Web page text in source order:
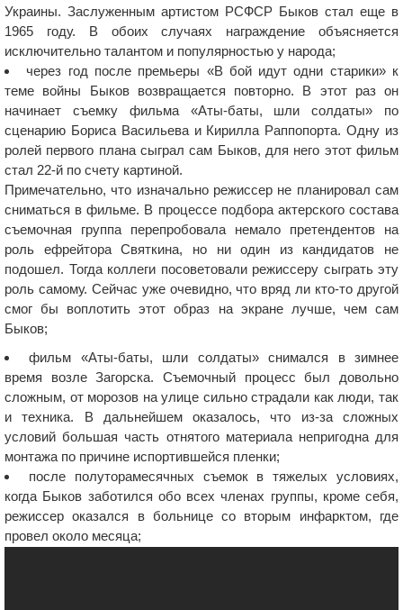
Украины. Заслуженным артистом РСФСР Быков стал еще в
1965 году. В обоих случаях награждение объясняется
исключительно талантом и популярностью у народа;
через год после премьеры «В бой идут одни старики» к
теме войны Быков возвращается повторно. В этот раз он
начинает съемку фильма «Аты-баты, шли солдаты» по
сценарию Бориса Васильева и Кирилла Раппопорта. Одну из
ролей первого плана сыграл сам Быков, для него этот фильм
стал 22-й по счету картиной.
Примечательно, что изначально режиссер не планировал сам
сниматься в фильме. В процессе подбора актерского состава
съемочная группа перепробовала немало претендентов на
роль ефрейтора Святкина, но ни один из кандидатов не
подошел. Тогда коллеги посоветовали режиссеру сыграть эту
роль самому. Сейчас уже очевидно, что вряд ли кто-то другой
смог бы воплотить этот образ на экране лучше, чем сам
Быков;
фильм «Аты-баты, шли солдаты» снимался в зимнее
время возле Загорска. Съемочный процесс был довольно
сложным, от морозов на улице сильно страдали как люди, так
и техника. В дальнейшем оказалось, что из-за сложных
условий большая часть отнятого материала непригодна для
монтажа по причине испортившейся пленки;
после полуторамесячных съемок в тяжелых условиях,
когда Быков заботился обо всех членах группы, кроме себя,
режиссер оказался в больнице со вторым инфарктом, где
провел около месяца;